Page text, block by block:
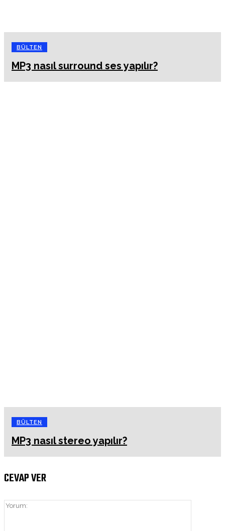
BÜLTEN
MP3 nasıl surround ses yapılır?
BÜLTEN
MP3 nasıl stereo yapılır?
CEVAP VER